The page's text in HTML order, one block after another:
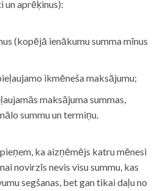
un aprēķinus):
(kopējā ienākumu summa mīnus
ikmēneša maksājumu;
maksājuma summas,
summu un termiņu.
ka aizņēmējs katru mēnesi
novirzīs nevis visu summu, kas
segšanas, bet gan tikai daļu no